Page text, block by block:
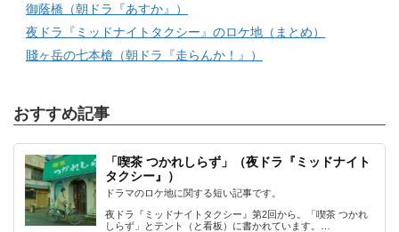
御蔭橋（朝ドラ『あすか』）
夜ドラ『ミッドナイトタクシー』のロケ地（まとめ）
賤ヶ岳の七本槍（朝ドラ『走らんか！』）
おすすめ記事
「喫茶 つかれしらず」（夜ドラ『ミッドナイト
タクシー』）
ドラマのロケ地に関する短い記事です。
夜ドラ『ミッドナイトタクシー』第2回から。「喫茶 つかれ
しらず」とテント（と看板）に書かれています。…